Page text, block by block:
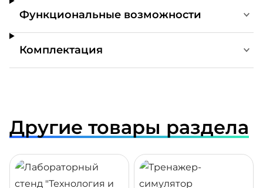
Функциональные возможности
Комплектация
Другие товары раздела
ПОДРОБНЕЕ